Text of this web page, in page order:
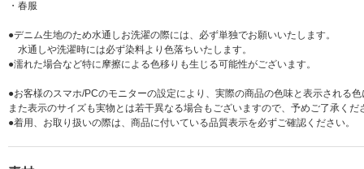
・春服
●デニム生地のため水通しお洗濯の際には、必ず単独でお願いいたします。
水通しや洗濯時には必ず染料より色落ちいたします。
●濡れた場合など特に摩擦による色移りも生じる可能性がございます。
●お客様のスマホ/PCのモニターの設定により、実際の商品の色味と表示される色
また表示のサイズも実物とは若干異なる場合もございますので、予めご了承くだ
●着用、お取り扱いの際は、商品に付いている品質表示を必ずご確認ください。